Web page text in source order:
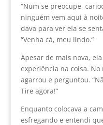
“Num se preocupe,
ninguém vem aqui à
dava para ver ela se
“Venha cá, meu lindo.”
Apesar de mais nova,
experiência na coisa.
agarrou e perguntou.
Tire agora!”
Enquanto colocava a
esfregando e entendi